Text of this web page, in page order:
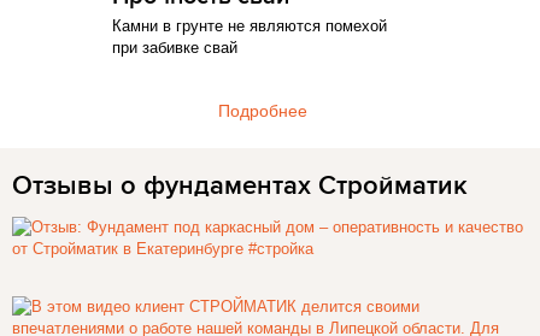
Камни в грунте не являются помехой
при забивке свай
Подробнее
Отзывы о фундаментах Стройматик